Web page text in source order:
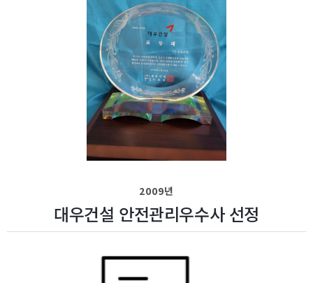
2009년
대우건설 안전관리우수사 선정